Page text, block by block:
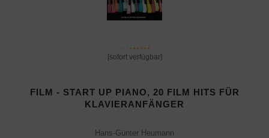
[sofort verfügbar]
FILM - START UP PIANO, 20 FILM HITS FÜR
KLAVIERANFÄNGER
Hans-Günter Heumann